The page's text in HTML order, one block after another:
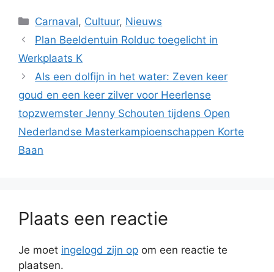
Categorieën
Carnaval, Cultuur, Nieuws
Plan Beeldentuin Rolduc toegelicht in
Werkplaats K
Als een dolfijn in het water: Zeven keer
goud en een keer zilver voor Heerlense
topzwemster Jenny Schouten tijdens Open
Nederlandse Masterkampioenschappen Korte
Baan
Plaats een reactie
Je moet ingelogd zijn op om een reactie te
plaatsen.